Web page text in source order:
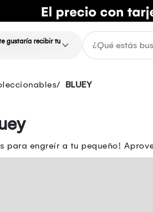
gustaría recibir tu
BLUEY
para engreír a tu pequeño!